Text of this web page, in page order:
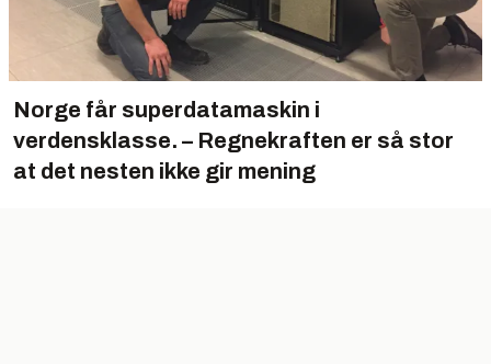
Norge får superdatamaskin i
verdensklasse. – Regnekraften er så stor
at det nesten ikke gir mening